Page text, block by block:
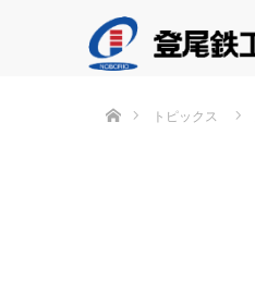
トピックス